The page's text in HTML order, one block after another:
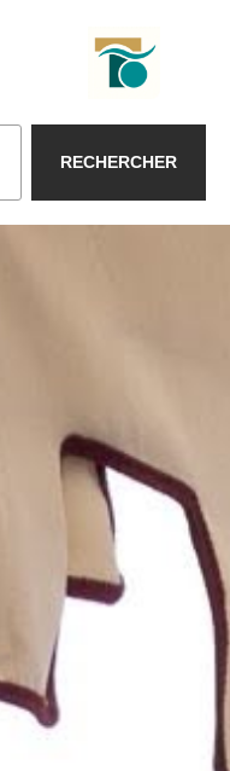
RECHERCHER